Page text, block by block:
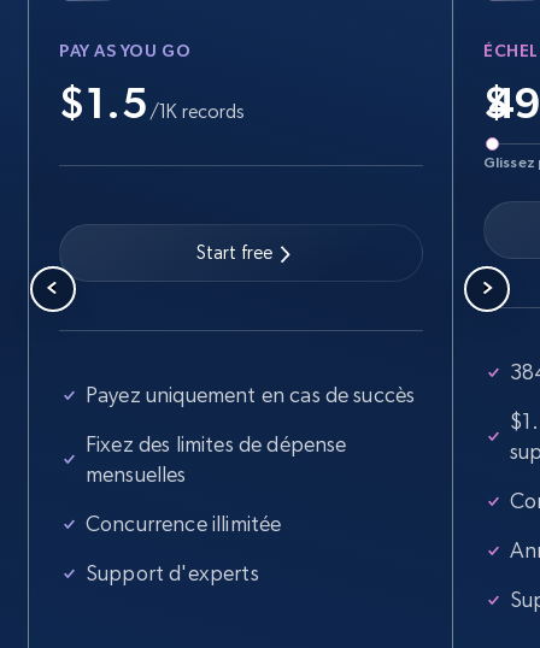
PAY AS YOU GO
$1.5 /1K records
Start free
Payez uniquement en cas de succès
Fixez des limites de dépense
mensuelles
Concurrence illimitée
Support d'experts
$
Glissez